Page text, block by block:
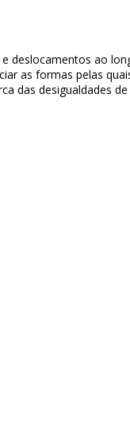
deslocamentos ao
as formas pelas
das desigualdades